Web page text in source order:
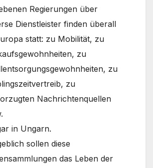
Regierungen über
Dienstleister finden überall
statt: zu Mobilität, zu
zu
zu
zu
Nachrichtenquellen
in Ungarn.
sollen diese
das Leben der